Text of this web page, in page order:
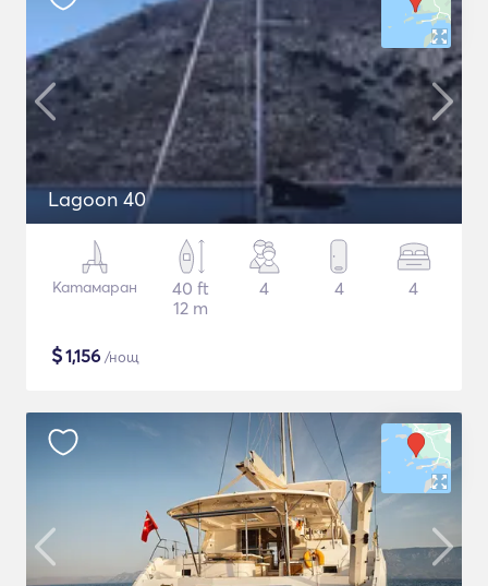
Lagoon 40
Катамаран
40 ft
12 m
4 4 4
$1,156 /нощ